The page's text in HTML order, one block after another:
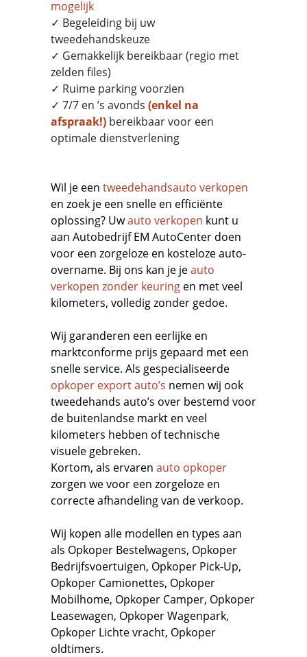
mogelijk
✓ Begeleiding bij uw
tweedehandskeuze
✓ Gemakkelijk bereikbaar (regio met
zelden files)
✓ Ruime parking voorzien
✓ 7/7 en ’s avonds (enkel na
afspraak!) bereikbaar voor een
optimale dienstverlening
Wil je een tweedehandsauto verkopen
en zoek je een snelle en efficiënte
oplossing? Uwauto verkopen kunt u
aan Autobedrijf EM AutoCenter doen
voor een zorgeloze en kosteloze auto-
overname. Bij ons kan je jeauto
verkopen zonder keuring en met veel
kilometers, volledig zonder gedoe.
Wij garanderen een eerlijke en
marktconforme prijs gepaard met een
snelle service. Als gespecialiseerde
opkoper export auto’s nemen wij ook
tweedehands auto’s over bestemd voor
de buitenlandse markt en veel
kilometers hebben of technische
visuele gebreken.
Kortom, als ervaren auto opkoper
zorgen we voor een zorgeloze en
correcte afhandeling van de verkoop.
Wij kopen alle modellen en types aan
als Opkoper Bestelwagens, Opkoper
Bedrijfsvoertuigen, Opkoper Pick-Up,
Opkoper Camionettes, Opkoper
Mobilhome, Opkoper Camper, Opkoper
Leasewagen, Opkoper Wagenpark,
Opkoper Lichte vracht, Opkoper
oldtimers.